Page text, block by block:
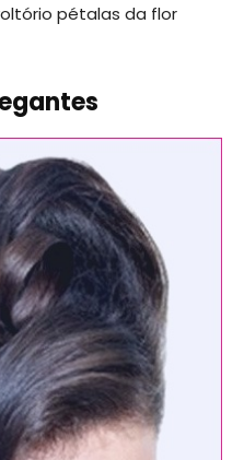
pétalas da flor